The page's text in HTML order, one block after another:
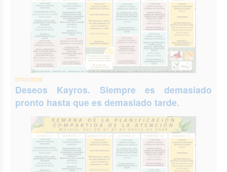
07/01/2026
Deseos Kayros. Siempre es demasiado
pronto hasta que es demasiado tarde.